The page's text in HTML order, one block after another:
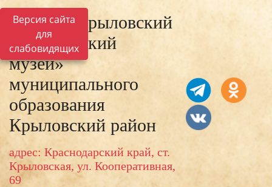
Версия сайта
для
слабовидящих
МКУК «Крыловский
исторический
музей»
муниципального
образования
Крыловский район
адрес: Краснодарский край, ст.
Крыловская, ул. Кооперативная,
69